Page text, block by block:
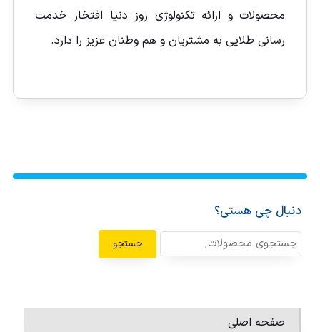
محصولات و ارائه تکنولوژی روز دنیا افتخار خدمت
رسانی طلایی به مشتریان و هم وطنان عزیز را دارد.
دنبال چی هستی؟
جستجو
صفحه اصلی